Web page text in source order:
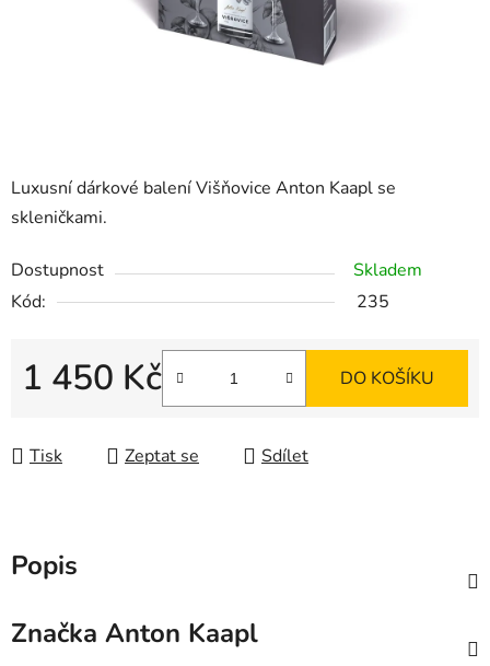
Luxusní dárkové balení Višňovice Anton Kaapl se
skleničkami.
Dostupnost
Skladem
Kód:
235
1 450 Kč DO KOŠÍKU
Tisk Zeptat se Sdílet
Popis
Značka Anton Kaapl